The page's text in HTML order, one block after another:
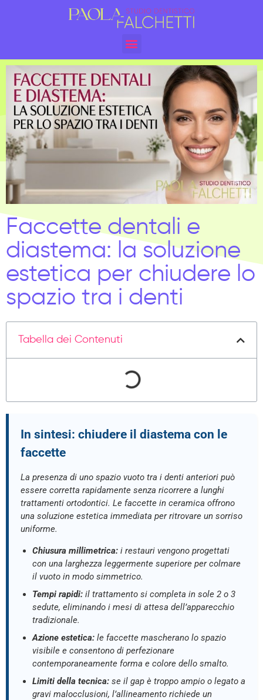
Faccette dentali e
diastema: la soluzione
estetica per chiudere lo
spazio tra i denti
Tabella dei Contenuti
In sintesi: chiudere il diastema con le
faccette
La presenza di uno spazio vuoto tra i denti anteriori può
essere corretta rapidamente senza ricorrere a lunghi
trattamenti ortodontici. Le faccette in ceramica offrono
una soluzione estetica immediata per ritrovare un sorriso
uniforme.
Chiusura millimetrica: i restauri vengono progettati
con una larghezza leggermente superiore per colmare
il vuoto in modo simmetrico.
Tempi rapidi: il trattamento si completa in sole 2 o 3
sedute, eliminando i mesi di attesa dell’apparecchio
tradizionale.
Azione estetica: le faccette mascherano lo spazio
visibile e consentono di perfezionare
contemporaneamente forma e colore dello smalto.
Limiti della tecnica: se il gap è troppo ampio o legato a
gravi malocclusioni, l’allineamento richiede un